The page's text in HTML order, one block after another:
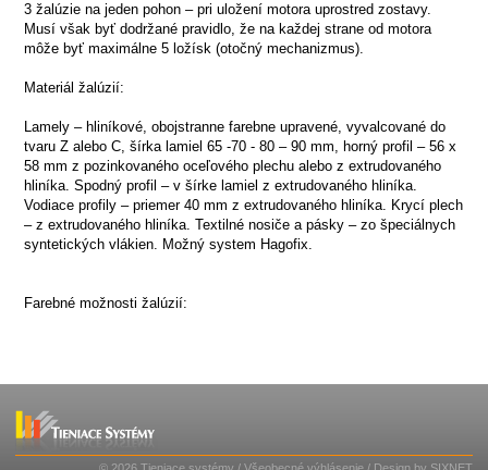
3 žalúzie na jeden pohon – pri uložení motora uprostred zostavy.
Musí však byť dodržané pravidlo, že na každej strane od motora
môže byť maximálne 5 ložísk (otočný mechanizmus).
Materiál žalúzií:
Lamely – hliníkové, obojstranne farebne upravené, vyvalcované do
tvaru Z alebo C, šírka lamiel 65 -70 - 80 – 90 mm, horný profil – 56 x
58 mm z pozinkovaného oceľového plechu alebo z extrudovaného
hliníka. Spodný profil – v šírke lamiel z extrudovaného hliníka.
Vodiace profily – priemer 40 mm z extrudovaného hliníka. Krycí plech
– z extrudovaného hliníka. Textilné nosiče a pásky – zo špeciálnych
syntetických vlákien. Možný system Hagofix.
Farebné možnosti žalúzií: